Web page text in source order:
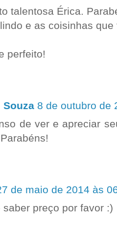
talentosa Érica.
e as coisinhas
perfeito!
Souza 8 de outubro de
de ver e apreciar
de maio de 2014 às
saber preço por favor :)